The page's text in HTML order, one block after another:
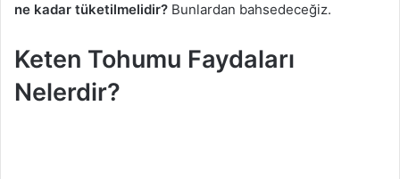
e
m
ne kadar tüketilmelidir? Bunlardan bahsedeceğiz.
Keten Tohumu Faydaları
Nelerdir?